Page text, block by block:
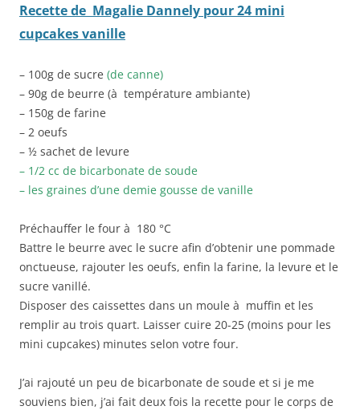
Recette de Magalie Dannely pour 24 mini
cupcakes vanille
– 100g de sucre (de canne)
– 90g de beurre (à température ambiante)
– 150g de farine
– 2 oeufs
– ½ sachet de levure
– 1/2 cc de bicarbonate de soude
– les graines d’une demie gousse de vanille
Préchauffer le four à 180 °C
Battre le beurre avec le sucre afin d’obtenir une pommade
onctueuse, rajouter les oeufs, enfin la farine, la levure et le
sucre vanillé.
Disposer des caissettes dans un moule à muffin et les
remplir au trois quart. Laisser cuire 20-25 (moins pour les
mini cupcakes) minutes selon votre four.
J’ai rajouté un peu de bicarbonate de soude et si je me
souviens bien, j’ai fait deux fois la recette pour le corps de